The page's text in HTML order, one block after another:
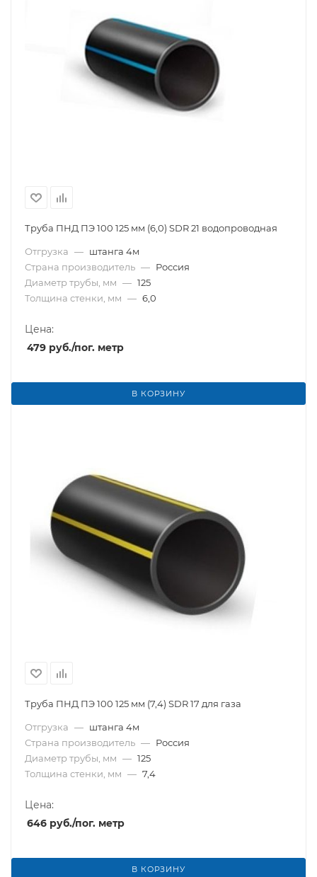
Труба ПНД ПЭ 100 125 мм (6,0) SDR 21 водопроводная
Отгрузка — штанга 4м
Страна производитель — Россия
Диаметр трубы, мм — 125
Толщина стенки, мм — 6,0
Цена:
479 руб./пог. метр
В КОРЗИНУ
Труба ПНД ПЭ 100 125 мм (7,4) SDR 17 для газа
Отгрузка — штанга 4м
Страна производитель — Россия
Диаметр трубы, мм — 125
Толщина стенки, мм — 7,4
Цена:
646 руб./пог. метр
В КОРЗИНУ